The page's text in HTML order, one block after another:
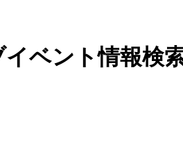
ベント情報検